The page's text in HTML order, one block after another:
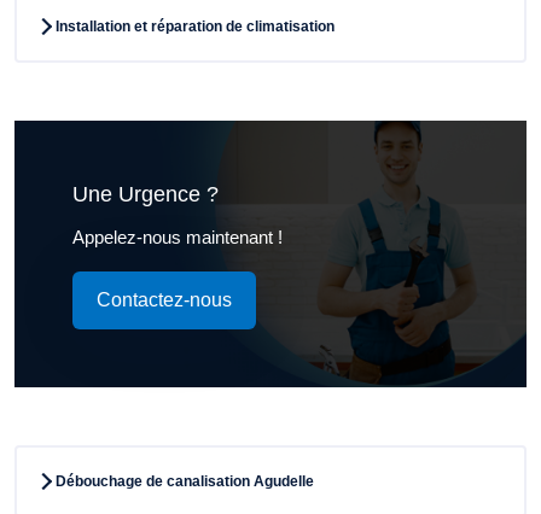
Installation et réparation de climatisation
Une Urgence ?
Appelez-nous maintenant !
Contactez-nous
Débouchage de canalisation Agudelle